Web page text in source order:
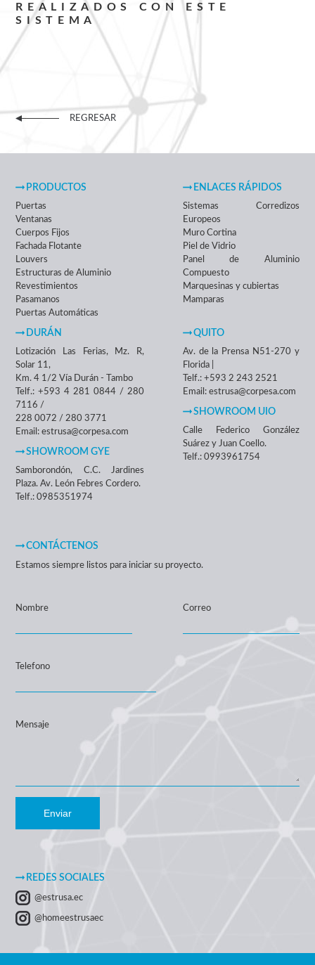
REALIZADOS CON ESTE
SISTEMA
REGRESAR
ENLACES RÁPIDOS
Sistemas Corredizos
Europeos
Muro Cortina
Piel de Vidrio
Panel de Aluminio
Compuesto
Marquesinas y cubiertas
Mamparas
PRODUCTOS
Puertas
Ventanas
Cuerpos Fijos
Fachada Flotante
Louvers
Estructuras de Aluminio
Revestimientos
Pasamanos
Puertas Automáticas
QUITO
Av. de la Prensa N51-270 y
Florida |
Telf.: +593 2 243 2521
Email: estrusa@corpesa.com
SHOWROOM UIO
Calle Federico González
Suárez y Juan Coello.
Telf.: 0993961754
DURÁN
Lotización Las Ferias, Mz. R,
Solar 11,
Km. 4 1/2 Vía Durán - Tambo
Telf.: +593 4 281 0844 / 280
7116 /
228 0072 / 280 3771
Email: estrusa@corpesa.com
SHOWROOM GYE
Samborondón, C.C. Jardines
Plaza. Av. León Febres Cordero.
Telf.: 0985351974
CONTÁCTENOS
Estamos siempre listos para iniciar su proyecto.
Nombre Correo
Telefono
Mensaje
Enviar
REDES SOCIALES
@estrusa.ec
@homeestrusaec